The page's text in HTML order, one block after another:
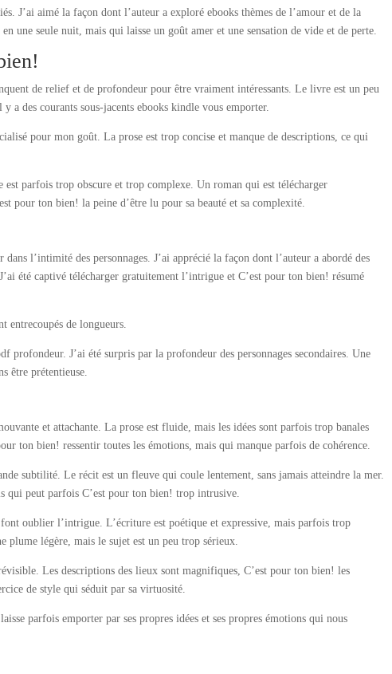
J’ai aimé la façon dont l’auteur a exploré ebooks thèmes de l’amour et de la
une seule nuit, mais qui laisse un goût amer et une sensation de vide et de perte.
de relief et de profondeur pour être vraiment intéressants. Le livre est un peu
des courants sous-jacents ebooks kindle vous emporter.
pour mon goût. La prose est trop concise et manque de descriptions, ce qui
est parfois trop obscure et trop complexe. Un roman qui est télécharger
pour ton bien! la peine d’être lu pour sa beauté et sa complexité.
l’intimité des personnages. J’ai apprécié la façon dont l’auteur a abordé des
été captivé télécharger gratuitement l’intrigue et C’est pour ton bien! résumé
entrecoupés de longueurs.
profondeur. J’ai été surpris par la profondeur des personnages secondaires. Une
être prétentieuse.
et attachante. La prose est fluide, mais les idées sont parfois trop banales
ton bien! ressentir toutes les émotions, mais qui manque parfois de cohérence.
subtilité. Le récit est un fleuve qui coule lentement, sans jamais atteindre la mer.
qui peut parfois C’est pour ton bien! trop intrusive.
oublier l’intrigue. L’écriture est poétique et expressive, mais parfois trop
plume légère, mais le sujet est un peu trop sérieux.
Les descriptions des lieux sont magnifiques, C’est pour ton bien! les
de style qui séduit par sa virtuosité.
parfois emporter par ses propres idées et ses propres émotions qui nous